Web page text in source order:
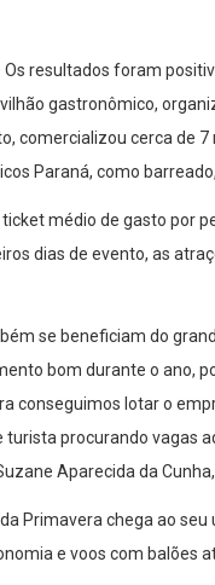
Os resultados foram
gastronômico,
comercializou cerca de
Paraná, como
médio de gasto por
dias de evento, as
se beneficiam do
bom durante o ano,
conseguimos lotar o
turista procurando vagas
Aparecida da
Primavera chega ao
e voos com balões